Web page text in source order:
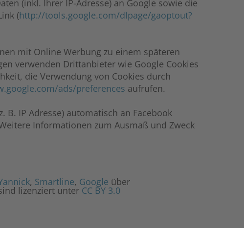
(inkl. Ihrer IP-Adresse) an Google sowie die
(http://tools.google.com/dlpage/gaoptout?
mit Online Werbung zu einem späteren
verwenden Drittanbieter wie Google Cookies
die Verwendung von Cookies durch
ads/preferences aufrufen.
B. IP Adresse) automatisch an Facebook
Informationen zum Ausmaß und Zweck
, Smartline, Google über
lizenziert unter CC BY 3.0